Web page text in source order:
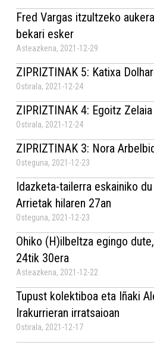
Fred Vargas itzultzeko
bekari esker
Asteazkena, 2021-12-29
ZIPRIZTINAK 5: Katixa
Ostirala, 2021-12-24
ZIPRIZTINAK 4: Egoitz
Ostirala, 2021-12-24
ZIPRIZTINAK 3: Nora
Osteguna, 2021-12-23
Idazketa-tailerra eskainiko du
Arrietak hilaren 27an
Osteguna, 2021-12-23
Ohiko (H)ilbeltza egingo
24tik 30era
Asteazkena, 2021-12-22
Tupust kolektiboa eta Iñaki
Irakurrieran irratsaioan
Ostirala, 2021-12-17